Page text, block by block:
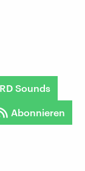
Sounds
Abonnieren